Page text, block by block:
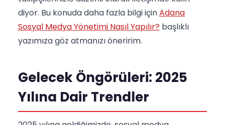
diyor. Bu konuda daha fazla bilgi içinAdana
Sosyal Medya Yönetimi Nasıl Yapılır? başlıklı
yazımıza göz atmanızı öneririm.
Gelecek Öngörüleri: 2025
Yılına Dair Trendler